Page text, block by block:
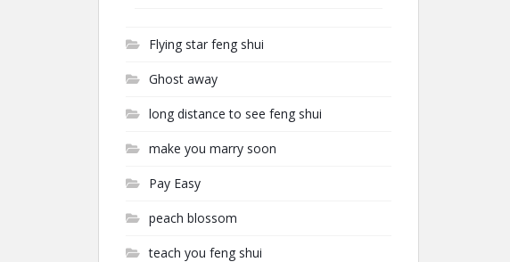
Flying star feng shui
Ghost away
long distance to see feng shui
make you marry soon
Pay Easy
peach blossom
teach you feng shui